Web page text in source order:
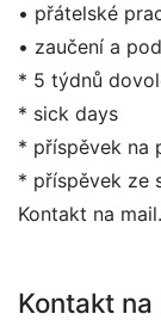
• přátelské
• zaučení a
* 5 týdnů
* sick days
* příspěvek na
* příspěvek ze
Kontakt na mail.
Kontakt